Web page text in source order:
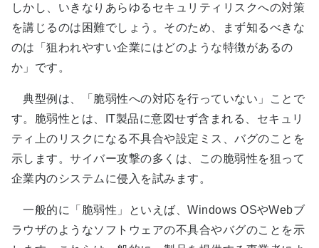
しかし、いきなりあらゆるセキュリティリスクへの対策
を講じるのは困難でしょう。そのため、まず知るべきな
のは「狙われやすい企業にはどのような特徴があるの
か」です。
典型例は、「脆弱性への対応を行っていない」ことで
す。脆弱性とは、IT製品に意図せず含まれる、セキュリ
ティ上のリスクになる不具合や設定ミス、バグのことを
示します。サイバー攻撃の多くは、この脆弱性を狙って
企業内のシステムに侵入を試みます。
一般的に「脆弱性」といえば、Windows OSやWebブ
ラウザのようなソフトウェアの不具合やバグのことを示